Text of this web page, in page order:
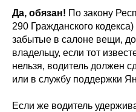
Да, обязан! По закону
290 Гражданского
забытые в салоне вещи,
владельцу, если тот
нельзя, водитель должен
или в службу поддержки
Если же водитель